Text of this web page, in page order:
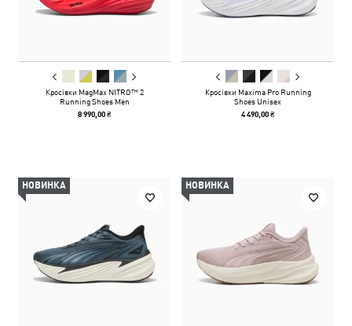
Кросівки MagMax NITRO™ 2
Running Shoes Men
8 990,00 ₴
Кросівки Maxima Pro Running
Shoes Unisex
4 490,00 ₴
НОВИНКА НОВИНКА